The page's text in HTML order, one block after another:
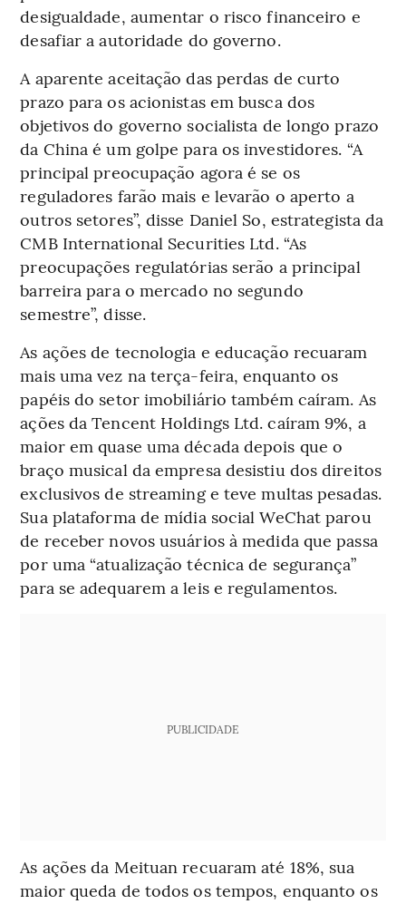
desigualdade, aumentar o risco financeiro e
desafiar a autoridade do governo.
A aparente aceitação das perdas de curto
prazo para os acionistas em busca dos
objetivos do governo socialista de longo prazo
da China é um golpe para os investidores. “A
principal preocupação agora é se os
reguladores farão mais e levarão o aperto a
outros setores”, disse Daniel So, estrategista da
CMB International Securities Ltd. “As
preocupações regulatórias serão a principal
barreira para o mercado no segundo
semestre”, disse.
As ações de tecnologia e educação recuaram
mais uma vez na terça-feira, enquanto os
papéis do setor imobiliário também caíram. As
ações da Tencent Holdings Ltd. caíram 9%, a
maior em quase uma década depois que o
braço musical da empresa desistiu dos direitos
exclusivos de streaming e teve multas pesadas.
Sua plataforma de mídia social WeChat parou
de receber novos usuários à medida que passa
por uma “atualização técnica de segurança”
para se adequarem a leis e regulamentos.
PUBLICIDADE
As ações da Meituan recuaram até 18%, sua
maior queda de todos os tempos, enquanto os